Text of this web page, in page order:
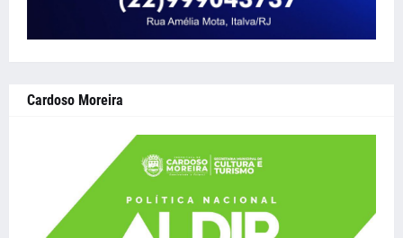
Cardoso Moreira